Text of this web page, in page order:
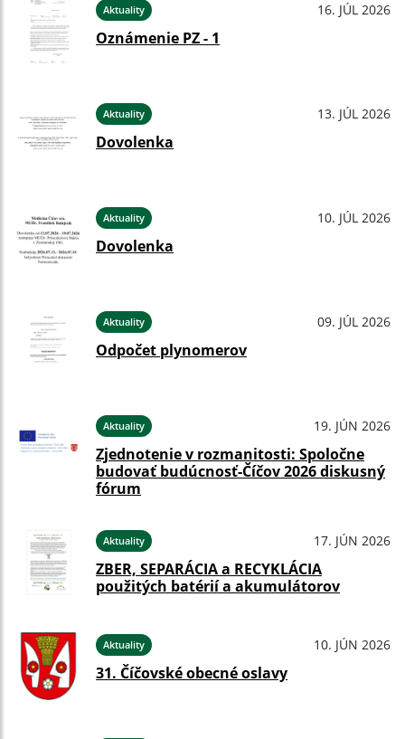
Aktuality 16. JÚL 2026
Oznámenie PZ - 1
Aktuality 13. JÚL 2026
Dovolenka
Aktuality 10. JÚL 2026
Dovolenka
Aktuality 09. JÚL 2026
Odpočet plynomerov
Aktuality 19. JÚN 2026
Zjednotenie v rozmanitosti: Spoločne
budovať budúcnosť-Číčov 2026 diskusný
fórum
Aktuality 17. JÚN 2026
ZBER, SEPARÁCIA a RECYKLÁCIA
použitých batérií a akumulátorov
Aktuality 10. JÚN 2026
31. Číčovské obecné oslavy